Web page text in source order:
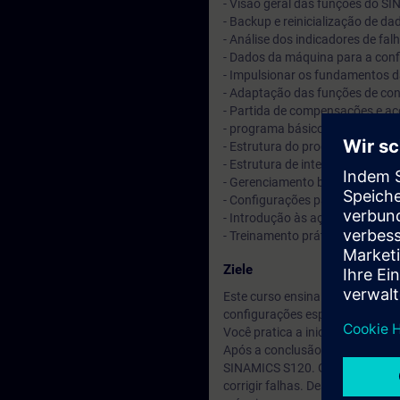
- Visão geral das funções do
- Backup e reinicialização de
- Análise dos indicadores de
- Dados da máquina para a
- Impulsionar os fundamentos
- Adaptação das funções de
- Partida de compensações e
- programa básico de CLP
- Estrutura do programa do
- Estrutura de interface NC /
- Gerenciamento básico de
- Configurações para
- Introdução às ações
- Treinamento prático de
Ziele
Este curso ensina como
configurações especiais do
Você pratica a inicialização e o
Após a conclusão do curso,
SINAMICS S120. Graças ao
corrigir falhas. Dessa forma,